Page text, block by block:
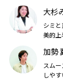
大杉
シミ
美的
加勢
スム
しや